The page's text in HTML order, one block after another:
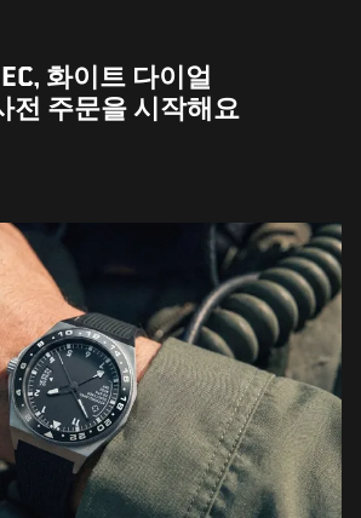
화이트 다이얼
전 주문을 시작해요